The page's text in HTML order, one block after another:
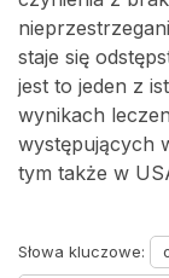
staje się
jest to jeden z
wynikach
występujących
tym także w
Słowa kluczowe: